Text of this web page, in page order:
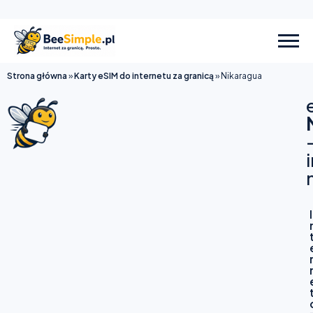
Strona główna»Karty eSIM do internetu za granicą» Nikaragua
I
r